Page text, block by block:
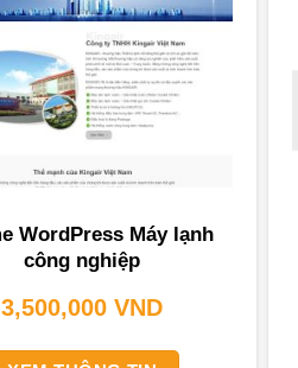
WordPress Máy lạnh
công nghiệp
3,500,000VND